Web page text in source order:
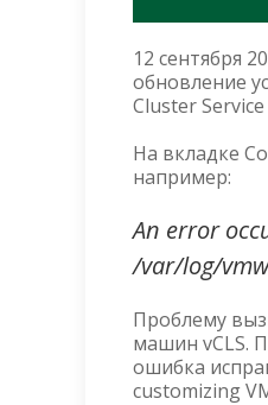
12 сентября
обновление
Cluster
На вкладке
например:
An error
/var/log/
Проблему
машин vCLS.
ошибка
customizing